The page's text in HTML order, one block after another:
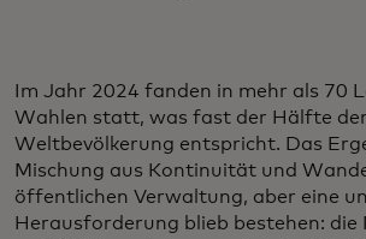
Im Jahr 2024 fanden in mehr als 70
Wahlen statt, was fast der Hälfte der
Weltbevölkerung entspricht. Das
Mischung aus Kontinuität und
öffentlichen Verwaltung, aber eine
Herausforderung blieb bestehen: die